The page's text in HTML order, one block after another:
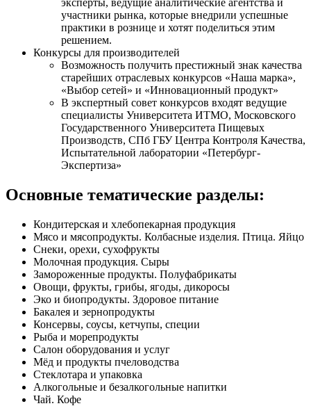
участники рынка, которые внедрили успешные
практики в рознице и хотят поделиться этим
решением.
Конкурсы для производителей
Возможность получить престижный знак качества
старейших отраслевых конкурсов «Наша марка»,
«Выбор сетей» и «Инновационный продукт»
В экспертный совет конкурсов входят ведущие
специалисты Университета ИТМО, Московского
Государственного Университета Пищевых
Производств, СПб ГБУ Центра Контроля Качества,
Испытательной лаборатории «Петербург-
Экспертиза»
Основные тематические разделы:
Кондитерская и хлебопекарная продукция
Мясо и мясопродукты. Колбасные изделия. Птица. Яйцо
Снеки, орехи, сухофрукты
Молочная продукция. Сыры
Замороженные продукты. Полуфабрикаты
Овощи, фрукты, грибы, ягоды, дикоросы
Эко и биопродукты. Здоровое питание
Бакалея и зернопродукты
Консервы, соусы, кетчупы, специи
Рыба и морепродукты
Салон оборудования и услуг
Мёд и продукты пчеловодства
Стеклотара и упаковка
Алкогольные и безалкогольные напитки
Чай. Кофе